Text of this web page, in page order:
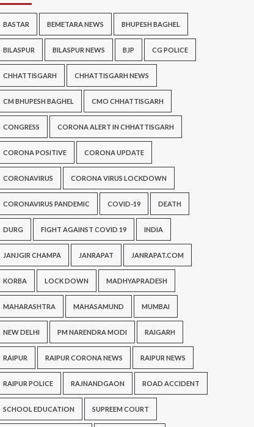
BASTAR BEMETARA NEWS BHUPESH BAGHEL
BILASPUR BILASPUR NEWS BJP CG POLICE
CHHATTISGARH CHHATTISGARH NEWS
CM BHUPESH BAGHEL CMO CHHATTISGARH
CONGRESS CORONA ALERT IN CHHATTISGARH
CORONA POSITIVE CORONA UPDATE
CORONAVIRUS CORONA VIRUS LOCKDOWN
CORONAVIRUS PANDEMIC COVID-19 DEATH
DURG FIGHT AGAINST COVID 19 INDIA
JANJGIR CHAMPA JANRAPAT JANRAPAT.COM
KORBA LOCK DOWN MADHYAPRADESH
MAHARASHTRA MAHASAMUND MUMBAI
NEW DELHI PM NARENDRA MODI RAIGARH
RAIPUR RAIPUR CORONA NEWS RAIPUR NEWS
RAIPUR POLICE RAJNANDGAON ROAD ACCIDENT
SCHOOL EDUCATION SUPREEM COURT